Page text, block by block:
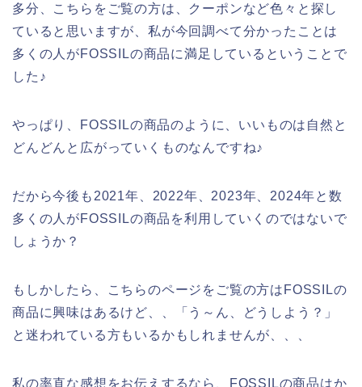
多分、こちらをご覧の方は、クーポンなど色々と探し
ていると思いますが、私が今回調べて分かったことは
多くの人がFOSSILの商品に満足しているということで
した♪
やっぱり、FOSSILの商品のように、いいものは自然と
どんどんと広がっていくものなんですね♪
だから今後も2021年、2022年、2023年、2024年と数
多くの人がFOSSILの商品を利用していくのではないで
しょうか？
もしかしたら、こちらのページをご覧の方はFOSSILの
商品に興味はあるけど、、「う～ん、どうしよう？」
と迷われている方もいるかもしれませんが、、、
私の率直な感想をお伝えするなら、FOSSILの商品はか